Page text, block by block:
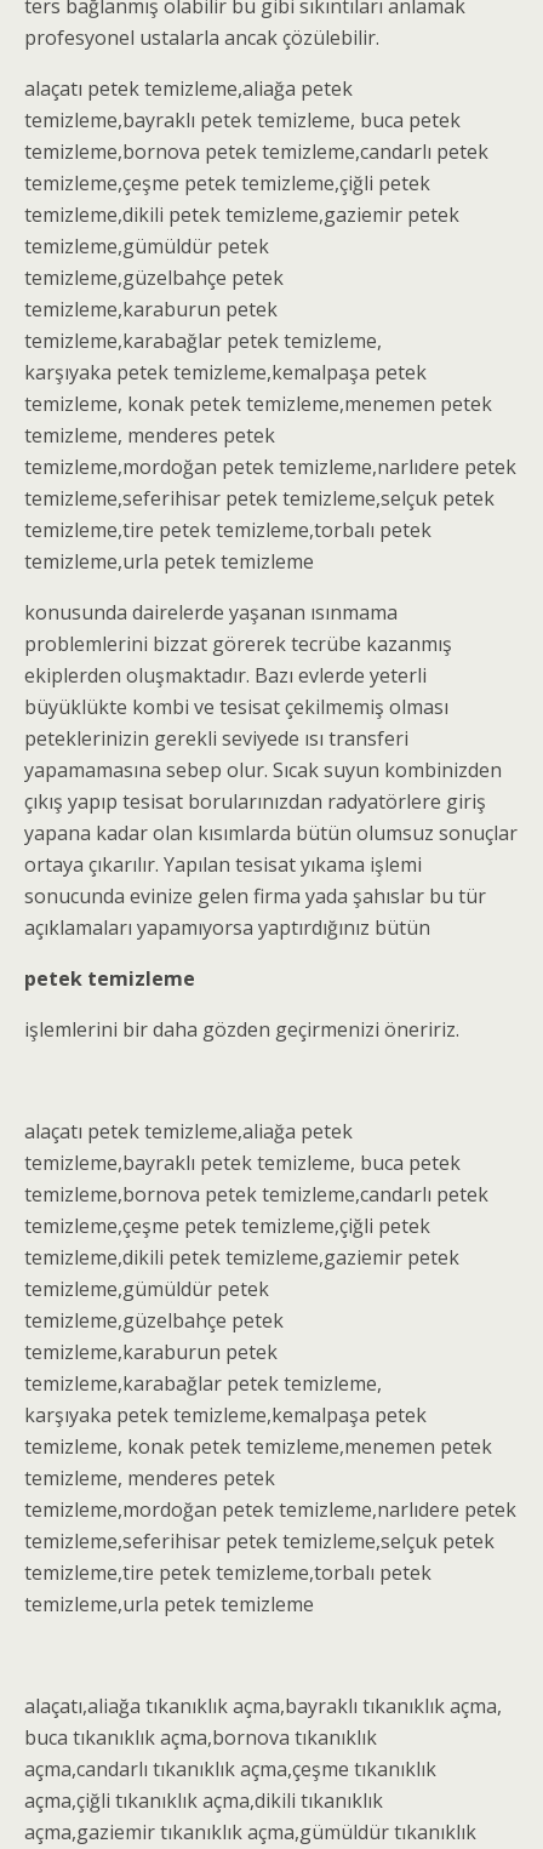
ters bağlanmış olabilir bu gibi sıkıntıları anlamak
profesyonel ustalarla ancak çözülebilir.
alaçatı petek temizleme,aliağa petek
temizleme,bayraklı petek temizleme, buca petek
temizleme,bornova petek temizleme,candarlı petek
temizleme,çeşme petek temizleme,çiğli petek
temizleme,dikili petek temizleme,gaziemir petek
temizleme,gümüldür petek
temizleme,güzelbahçe petek
temizleme,karaburun petek
temizleme,karabağlar petek temizleme,
karşıyaka petek temizleme,kemalpaşa petek
temizleme, konak petek temizleme,menemen petek
temizleme, menderes petek
temizleme,mordoğan petek temizleme,narlıdere petek
temizleme,seferihisar petek temizleme,selçuk petek
temizleme,tire petek temizleme,torbalı petek
temizleme,urla petek temizleme
konusunda dairelerde yaşanan ısınmama
problemlerini bizzat görerek tecrübe kazanmış
ekiplerden oluşmaktadır. Bazı evlerde yeterli
büyüklükte kombi ve tesisat çekilmemiş olması
peteklerinizin gerekli seviyede ısı transferi
yapamamasına sebep olur. Sıcak suyun kombinizden
çıkış yapıp tesisat borularınızdan radyatörlere giriş
yapana kadar olan kısımlarda bütün olumsuz sonuçlar
ortaya çıkarılır. Yapılan tesisat yıkama işlemi
sonucunda evinize gelen firma yada şahıslar bu tür
açıklamaları yapamıyorsa yaptırdığınız bütün
petek temizleme
işlemlerini bir daha gözden geçirmenizi öneririz.
alaçatı petek temizleme,aliağa petek
temizleme,bayraklı petek temizleme, buca petek
temizleme,bornova petek temizleme,candarlı petek
temizleme,çeşme petek temizleme,çiğli petek
temizleme,dikili petek temizleme,gaziemir petek
temizleme,gümüldür petek
temizleme,güzelbahçe petek
temizleme,karaburun petek
temizleme,karabağlar petek temizleme,
karşıyaka petek temizleme,kemalpaşa petek
temizleme, konak petek temizleme,menemen petek
temizleme, menderes petek
temizleme,mordoğan petek temizleme,narlıdere petek
temizleme,seferihisar petek temizleme,selçuk petek
temizleme,tire petek temizleme,torbalı petek
temizleme,urla petek temizleme
alaçatı,aliağa tıkanıklık açma,bayraklı tıkanıklık açma,
buca tıkanıklık açma,bornova tıkanıklık
açma,candarlı tıkanıklık açma,çeşme tıkanıklık
açma,çiğli tıkanıklık açma,dikili tıkanıklık
açma,gaziemirtıkanıklık açma,gümüldürtıkanıklık